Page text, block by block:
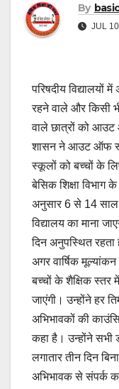
By
JUL
परिषदीय विद्यालयों
रहने वाले और किसी
वाले छात्रों को
शासन ने आउट ऑफ
स्कूलों को बच्चों के
बेसिक शिक्षा
अनुसार 6 से 14 साल
विद्यालय का माना
दिन अनुपस्थित
अगर वार्षिक
बच्चों के शैक्षिक स्तर
जाएंगी। उन्होंने हर
अभिभावकों की
कहा है। उन्होंने सभी
लगातार तीन दिन
अभिभावक से संपर्क